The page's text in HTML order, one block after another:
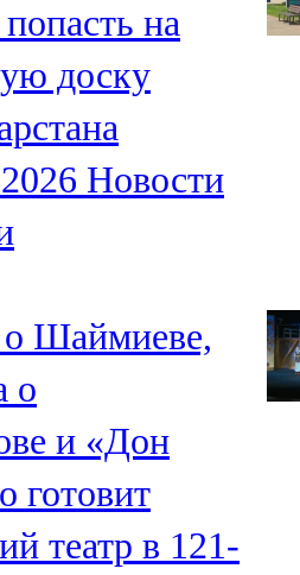
на
доску
Новости
о Шаймиеве,
о
и «Дон
готовит
театр в 121-